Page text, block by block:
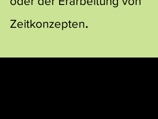
Zeitkonzepten.